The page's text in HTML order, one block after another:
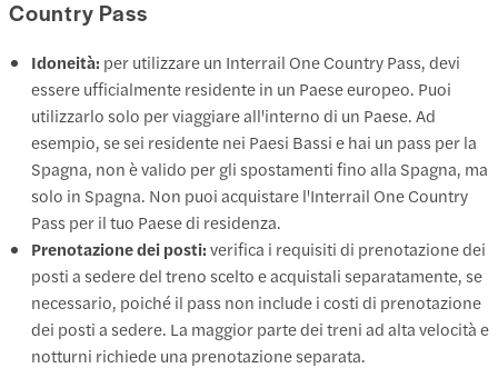
Country Pass
Idoneità: per utilizzare un Interrail One Country Pass, devi
essere ufficialmente residente in un Paese europeo. Puoi
utilizzarlo solo per viaggiare all'interno di un Paese. Ad
esempio, se sei residente nei Paesi Bassi e hai un pass per la
Spagna, non è valido per gli spostamenti fino alla Spagna, ma
solo in Spagna. Non puoi acquistare l'Interrail One Country
Pass per il tuo Paese di residenza.
Prenotazione dei posti:verifica i requisiti di prenotazione dei
posti a sedere del treno scelto e acquistali separatamente, se
necessario, poiché il pass non include i costi di prenotazione
dei posti a sedere. La maggior parte dei treni ad alta velocità e
notturni richiede una prenotazione separata.